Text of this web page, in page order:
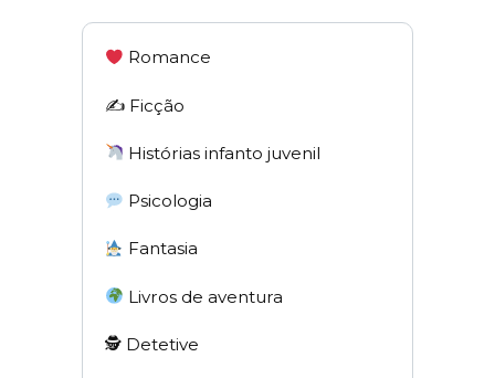
Romance
✍️ Ficção
Histórias infanto juvenil
Psicologia
Fantasia
Livros de aventura
🕵 Detetive